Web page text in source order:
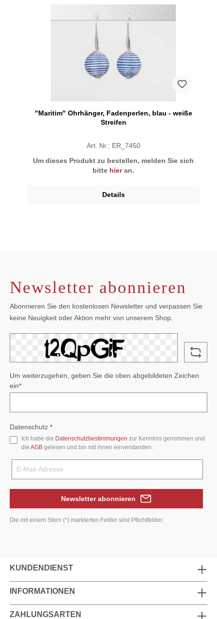
"Maritim" Ohrhänger, Fadenperlen, blau - weiße
Streifen
Art. Nr.: ER_7450
Um dieses Produkt zu bestellen, melden Sie sich
bitte hieran.
Details
Newsletter abonnieren
Abonnieren Sie den kostenlosen Newsletter und verpassen Sie
keine Neuigkeit oder Aktion mehr von unserem Shop.
Um weiterzugehen, geben Sie die oben abgebildeten Zeichen
ein*
Datenschutz *
Ich habe die Datenschutzbestimmungen zur Kenntnis genommen und
die AGB gelesen und bin mit ihnen einverstanden.
Newsletter abonnieren
Die mit einem Stern (*) markierten Felder sind Pflichtfelder.
KUNDENDIENST
INFORMATIONEN
ZAHLUNGSARTEN